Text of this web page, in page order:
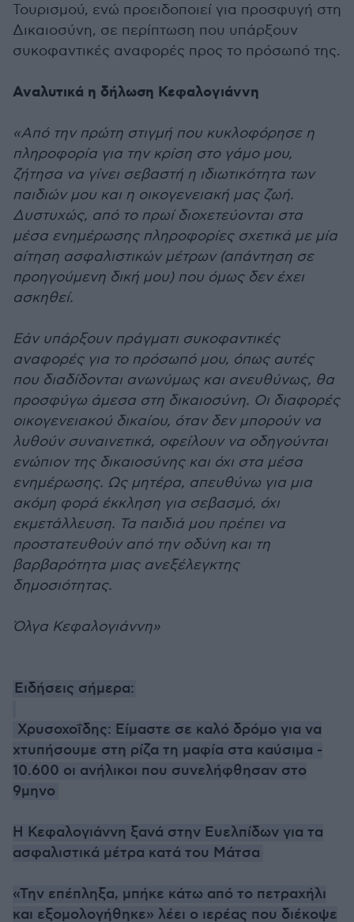
Τουρισμού, ενώ προειδοποιεί για προσφυγή στη
Δικαιοσύνη, σε περίπτωση που υπάρξουν
συκοφαντικές αναφορές προς το πρόσωπό της.
Αναλυτικά η δήλωση Κεφαλογιάννη
«Από την πρώτη στιγμή που κυκλοφόρησε η
πληροφορία για την κρίση στο γάμο μου,
ζήτησα να γίνει σεβαστή η ιδιωτικότητα των
παιδιών μου και η οικογενειακή μας ζωή.
Δυστυχώς, από το πρωί διοχετεύονται στα
μέσα ενημέρωσης πληροφορίες σχετικά με μία
αίτηση ασφαλιστικών μέτρων (απάντηση σε
προηγούμενη δική μου) που όμως δεν έχει
ασκηθεί.
Εάν υπάρξουν πράγματι συκοφαντικές
αναφορές για το πρόσωπό μου, όπως αυτές
που διαδίδονται ανωνύμως και ανευθύνως, θα
προσφύγω άμεσα στη δικαιοσύνη. Οι διαφορές
οικογενειακού δικαίου, όταν δεν μπορούν να
λυθούν συναινετικά, οφείλουν να οδηγούνται
ενώπιον της δικαιοσύνης και όχι στα μέσα
ενημέρωσης. Ως μητέρα, απευθύνω για μια
ακόμη φορά έκκληση για σεβασμό, όχι
εκμετάλλευση. Τα παιδιά μου πρέπει να
προστατευθούν από την οδύνη και τη
βαρβαρότητα μιας ανεξέλεγκτης
δημοσιότητας.
Όλγα Κεφαλογιάννη»
Ειδήσεις σήμερα:
Χρυσοχοΐδης: Είμαστε σε καλό δρόμο για να
χτυπήσουμε στη ρίζα τη μαφία στα καύσιμα -
10.600 οι ανήλικοι που συνελήφθησαν στο
9μηνο
Η Κεφαλογιάννη ξανά στην Ευελπίδων για τα
ασφαλιστικά μέτρα κατά του Μάτσα
«Την επέπληξα, μπήκε κάτω από το πετραχήλι
και εξομολογήθηκε» λέει ο ιερέας που διέκοψε